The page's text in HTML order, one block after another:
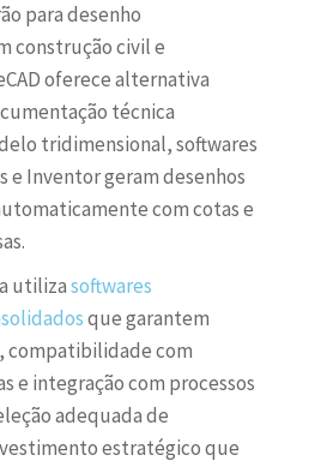
para desenho
construção civil e
oferece alternativa
técnica
tridimensional, softwares
e Inventor geram desenhos
com cotas e
utilizasoftwares
que garantem
compatibilidade com
e integração com processos
adequada de
estratégico que